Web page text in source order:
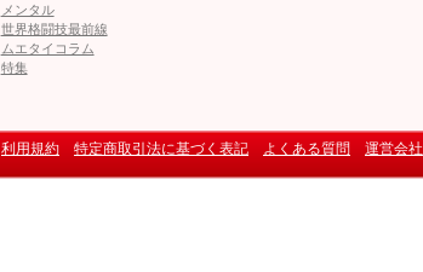
メンタル
世界格闘技最前線
ムエタイコラム
特集
利用規約 特定商取引法に基づく表記 よくある質問 運営会社